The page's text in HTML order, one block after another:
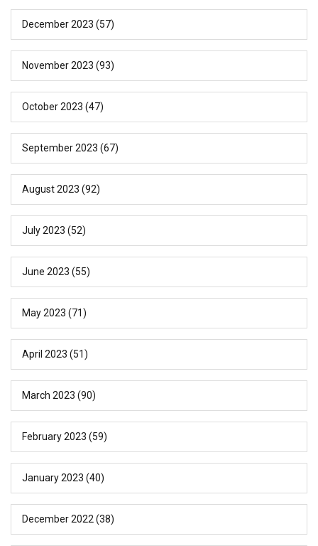
December 2023 (57)
November 2023 (93)
October 2023 (47)
September 2023 (67)
August 2023 (92)
July 2023 (52)
June 2023 (55)
May 2023 (71)
April 2023 (51)
March 2023 (90)
February 2023 (59)
January 2023 (40)
December 2022 (38)